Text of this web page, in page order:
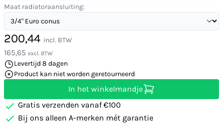
Maat radiatoraansluiting:
200,44 incl. BTW
165,65 excl. BTW
Levertijd 8 dagen
Product kan niet worden geretourneerd
In het winkelmandje
Gratis verzenden vanaf €100
Bij ons alleen A-merken mét garantie